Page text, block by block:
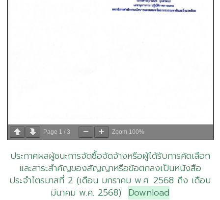
Page 1 / 3 Zoom 100%
ประกาศผลผู้ชนะการจัดซื้อจัดจ้างหรือผู้ได้รับการคัดเลือก
และสาระสำคัญของสัญญาหรือข้อตกลงเป็นหนังสือ
ประจำไตรมาสที่ 2 (เดือน มกราคม พ.ศ. 2568 ถึง เดือน
มีนาคม พ.ศ. 2568) Download